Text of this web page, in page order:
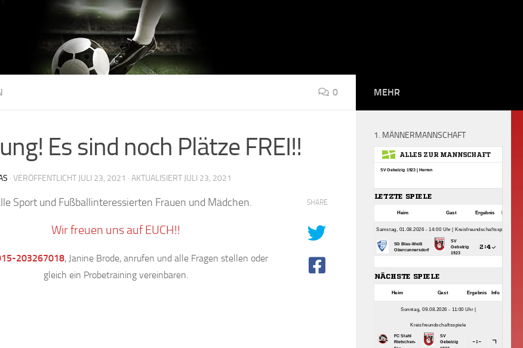
0
Es sind noch Plätze FREI!!
· VERÖFFENTLICHT JULI 23, 2021 · AKTUALISIERT JULI 23, 2021
Sport und Fußballinteressierten Frauen und Mädchen.
Wir freuen uns auf EUCH!!
203267018, Janine Brode, anrufen und alle Fragen stellen oder
gleich ein Probetraining vereinbaren.
SHARE
MEHR
1. MÄNNERMANNSCHAFT